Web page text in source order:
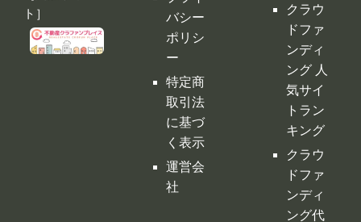
く表示
運営会
社
クラウ
ドファ
ンディ
ング代
行・コ
ンサル
クラフ
ァンサ
イトの
デメリ